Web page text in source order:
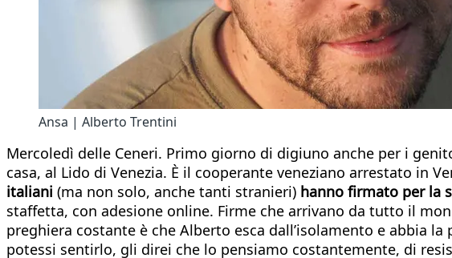
Ansa | Alberto Trentini
Mercoledì delle Ceneri. Primo giorno di digiuno anche per i
casa, al Lido di Venezia. È il cooperante veneziano arrestato in
italiani (ma non solo, anche tanti stranieri) hanno firmato per la
staffetta, con adesione online. Firme che arrivano da tutto il
preghiera costante è che Alberto esca dall’isolamento e abbia
potessi sentirlo, gli direi che lo pensiamo costantemente, di